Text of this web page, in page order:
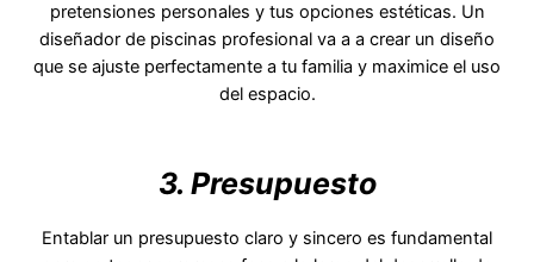
pretensiones personales y tus opciones estéticas. Un
diseñador de piscinas profesional va a a crear un diseño
que se ajuste perfectamente a tu familia y maximice el uso
del espacio.
3. Presupuesto
Entablar un presupuesto claro y sincero es fundamental